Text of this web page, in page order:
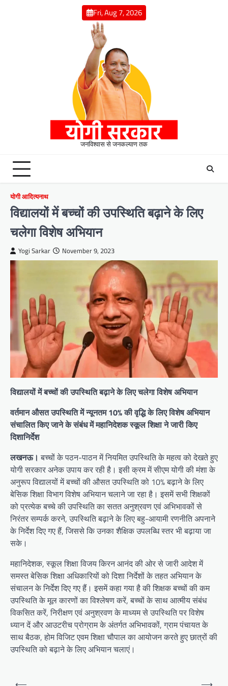
Fri, Aug 7, 2026
जनविश्वास से जनकल्याण तक
योगी आदित्यनाथ
विद्यालयों में बच्चों की उपस्थिति बढ़ाने के लिए
चलेगा विशेष अभियान
Yogi Sarkar November 9, 2023
विद्यालयों में बच्चों की उपस्थिति बढ़ाने के लिए चलेगा विशेष अभियान
वर्तमान औसत उपस्थिति में न्यूनतम 10% की वृद्धि के लिए विशेष अभियान
संचालित किए जाने के संबंध में महानिदेशक स्कूल शिक्षा ने जारी किए
दिशानिर्देश
लखनऊ। बच्चों के पठन-पाठन में नियमित उपस्थिति के महत्व को देखते हुए
योगी सरकार अनेक उपाय कर रही है। इसी क्रम में सीएम योगी की मंशा के
अनुरूप विद्यालयों में बच्चों की औसत उपस्थिति को 10% बढ़ाने के लिए
बेसिक शिक्षा विभाग विशेष अभियान चलाने जा रहा है। इसमें सभी शिक्षकों
को प्रत्येक बच्चे की उपस्थिति का सतत अनुश्रवण एवं अभिभावकों से
निरंतर सम्पर्क करने, उपस्थिति बढ़ाने के लिए बहु-आयामी रणनीति अपनाने
के निर्देश दिए गए हैं, जिससे कि उनका शैक्षिक उपलब्धि स्तर भी बढ़ाया जा
सके।
महानिदेशक, स्कूल शिक्षा विजय किरन आनंद की ओर से जारी आदेश में
समस्त बेसिक शिक्षा अधिकारियों को दिशा निर्देशों के तहत अभियान के
संचालन के निर्देश दिए गए हैं। इसमें कहा गया है की शिक्षक बच्चों की कम
उपस्थिति के मूल कारणों का विश्लेषण करें, बच्चों के साथ आत्मीय संबंध
विकसित करें, निरीक्षण एवं अनुश्रवण के माध्यम से उपस्थिति पर विशेष
ध्यान दें और आउटरीच प्रोग्राम के अंतर्गत अभिभावकों, ग्राम पंचायत के
साथ बैठक, होम विजिट एवम शिक्षा चौपाल का आयोजन करते हुए छात्रों की
उपस्थिति को बढ़ाने के लिए अभियान चलाएं।
Post